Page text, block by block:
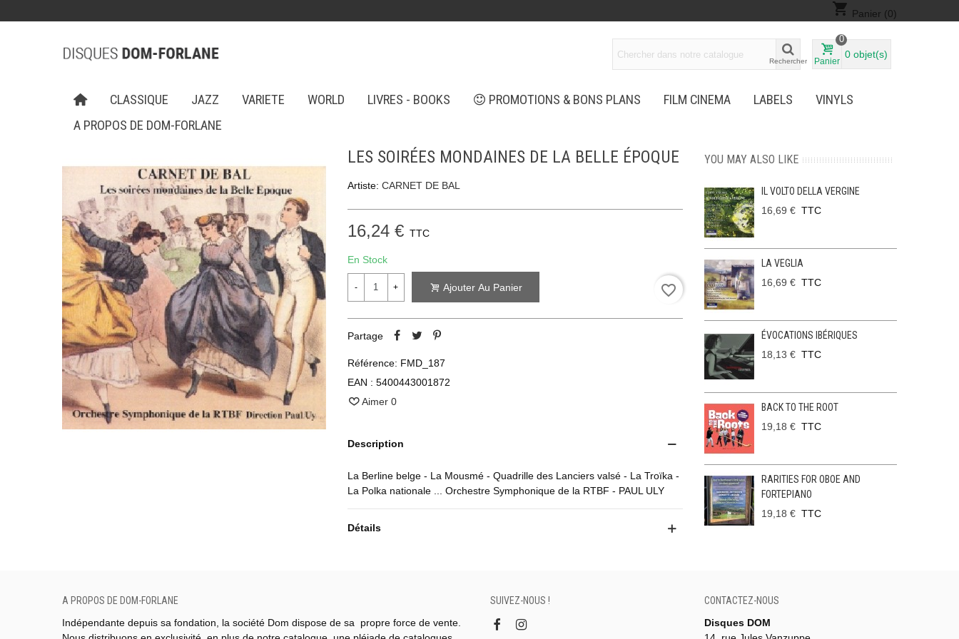
shopping_cart Panier (0)
Rechercher Panier
0
0 objet(s)
CLASSIQUE JAZZ VARIETE WORLD LIVRES - BOOKS PROMOTIONS & BONS PLANS FILM CINEMA LABELS
VINYLS
A PROPOS DE DOM-FORLANE
LES SOIRÉES MONDAINES DE LA BELLE ÉPOQUE
Artiste: CARNET DE BAL
16,24 € TTC
En Stock
- + Ajouter Au Panier favorite_border
Partage
Référence: FMD_187
EAN : 5400443001872
Aimer 0
Description
La Berline belge - La Mousmé - Quadrille des Lanciers valsé - La Troïka -
La Polka nationale ... Orchestre Symphonique de la RTBF - PAUL ULY
Détails
YOU MAY ALSO LIKE
IL VOLTO DELLA VERGINE
16,69 € TTC
LA VEGLIA
16,69 € TTC
ÉVOCATIONS IBÉRIQUES
18,13 € TTC
BACK TO THE ROOT
19,18 € TTC
RARITIES FOR OBOE AND
FORTEPIANO
19,18 € TTC
A PROPOS DE DOM-FORLANE
Indépendante depuis sa fondation, la société Dom dispose de sa propre force de vente.
SUIVEZ-NOUS !
CONTACTEZ-NOUS
Disques DOM